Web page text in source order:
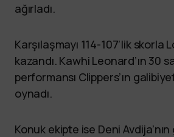
ağırladı.
Karşılaşmayı 114-107’lik skorla
kazandı. Kawhi Leonard’ın 30
performansı Clippers’ın
oynadı.
Konuk ekipte ise Deni